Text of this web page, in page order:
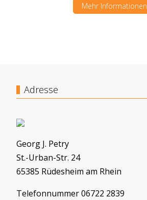
Mehr Informationen
Adresse
Georg J. Petry
St.-Urban-Str. 24
65385 Rüdesheim am Rhein
Telefonnummer 06722 2839